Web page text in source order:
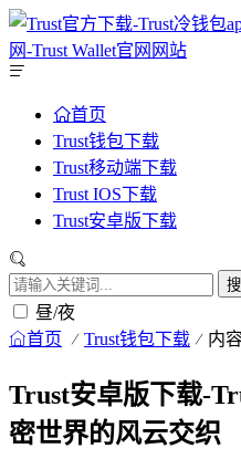
首页
Trust钱包下载
Trust移动端下载
Trust IOS下载
Trust安卓版下载
昼/夜
首页 Trust钱包下载 内
Trust安卓版下载-
密世界的风云交织